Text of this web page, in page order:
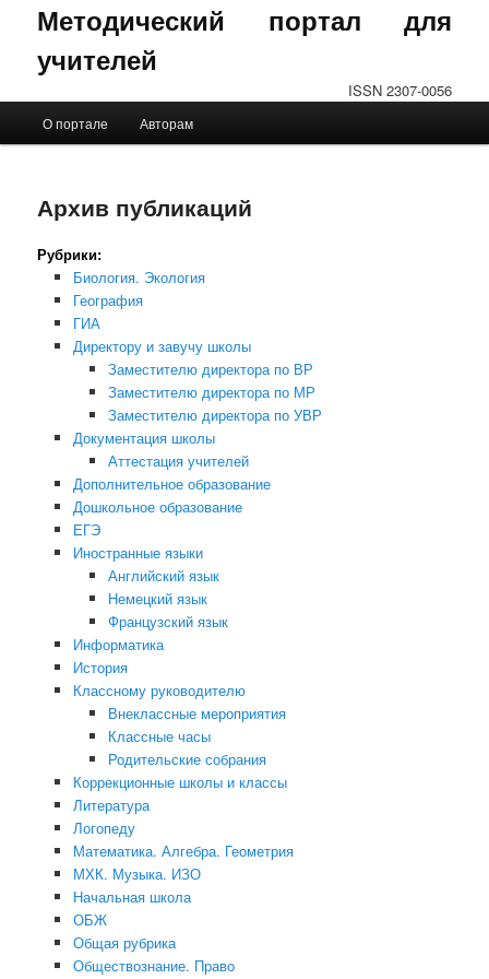
Методический портал для
учителей
ISSN 2307-0056
Перейти к основному содержимому
Перейти к дополнительному содержимому
О портале Авторам
Архив публикаций
Рубрики:
Биология. Экология
География
ГИА
Директору и завучу школы
Заместителю директора по ВР
Заместителю директора по МР
Заместителю директора по УВР
Документация школы
Аттестация учителей
Дополнительное образование
Дошкольное образование
ЕГЭ
Иностранные языки
Английский язык
Немецкий язык
Французский язык
Информатика
История
Классному руководителю
Внеклассные мероприятия
Классные часы
Родительские собрания
Коррекционные школы и классы
Литература
Логопеду
Математика. Алгебра. Геометрия
МХК. Музыка. ИЗО
Начальная школа
ОБЖ
Общая рубрика
Обществознание. Право